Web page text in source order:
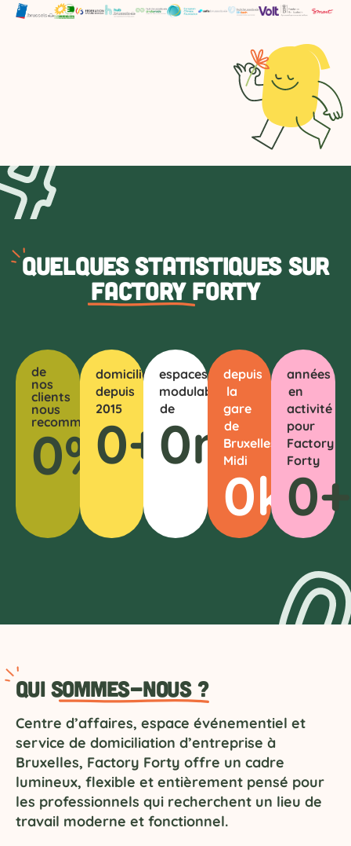
Quelquesstatistiques sur
Factory Forty
0%
de
nos
clients
nous
recommandent
0+
domiciliations
depuis
2015
espaces
modulables
de
0m²
depuis
la
gare
de
Bruxelles-
Midi
0km
années
en
activité
pour
Factory
Forty
0+
Qui sommes-nous ?
Centre d’affaires, espace événementiel et
service de domiciliation d’entreprise à
Bruxelles, Factory Forty offre un cadre
lumineux, flexible et entièrement pensé pour
les professionnels qui recherchent un lieu de
travail moderne et fonctionnel.